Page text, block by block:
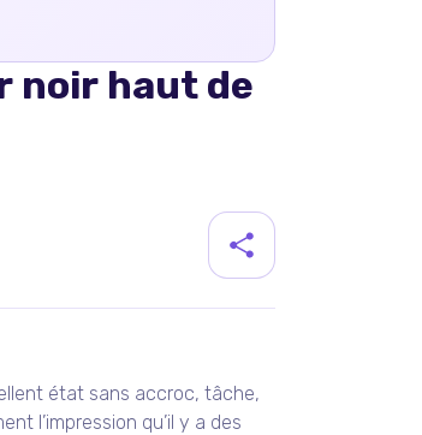
noir haut de
état sans accroc, tâche,
l’impression qu’il y a des